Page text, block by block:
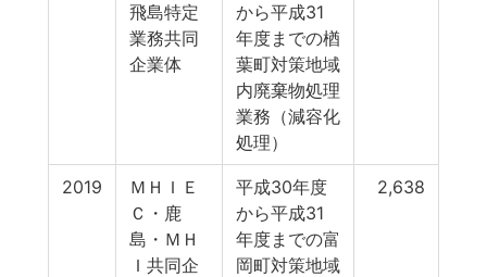
飛島特定
業務共同
企業体
から平成31
年度までの楢
葉町対策地域
内廃棄物処理
業務（減容化
処理）
2019
ＭＨＩＥ
Ｃ・鹿
島・ＭＨ
Ｉ共同企
平成30年度
から平成31
年度までの富
岡町対策地域
2,638